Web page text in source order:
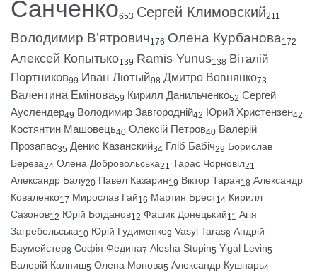
Санченко653 Сергей Климовский211
Володимир В’ятрович176 Олена Курбанова172
Алексей Копытько139 Ramis Yunus138 Віталій
Портников99 Иван Лютый98 Дмитро Вовнянко73
Валентина Емінова59 Кирилл Данильченко52 Сергей
Ауслендер49 Володимир Завгородній42 Юрий Христензен42
Костянтин Машовець40 Олексій Петров40 Валерій
Прозапас35 Денис Казанский34 Гліб Бабіч29 Борислав
Береза24 Олена Добровольська21 Тарас Чорновіл21
Александр Балу20 Павел Казарин19 Віктор Таран18 Александр
Коваленко17 Мирослав Гай16 Мартин Брест14 Кирилл
Сазонов12 Юрій Богданов12 Фашик Донецький11 Агія
Загребельська10 Юрій Гудименко9 Vasyl Taras8 Андрій
Баумейстер8 Софія Федина7 Alesha Stupin5 Yigal Levin5
Валерій Калниш5 Олена Монова5 Александр Кушнарь4